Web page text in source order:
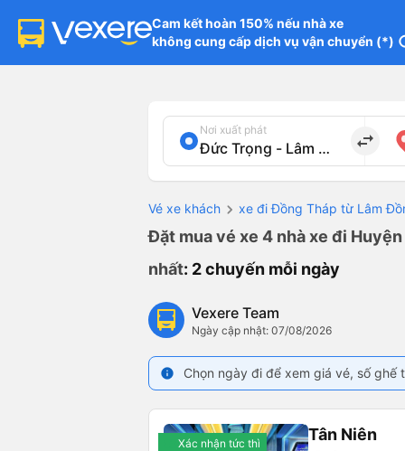
Cam kết hoàn 150% nếu nhà xe
không cung cấp dịch vụ vận chuyển (*)
Nơi xuất phát
import_export
Vé xe khách xe đi Đồng Tháp từ Lâm
Đặt mua vé xe 4 nhà xe đi
nhất: 2 chuyến mỗi ngày
Vexere Team
Ngày cập nhật: 07/08/2026
info Chọn ngày đi để xem giá vé, số
Xác nhận tức thì Tân Niên